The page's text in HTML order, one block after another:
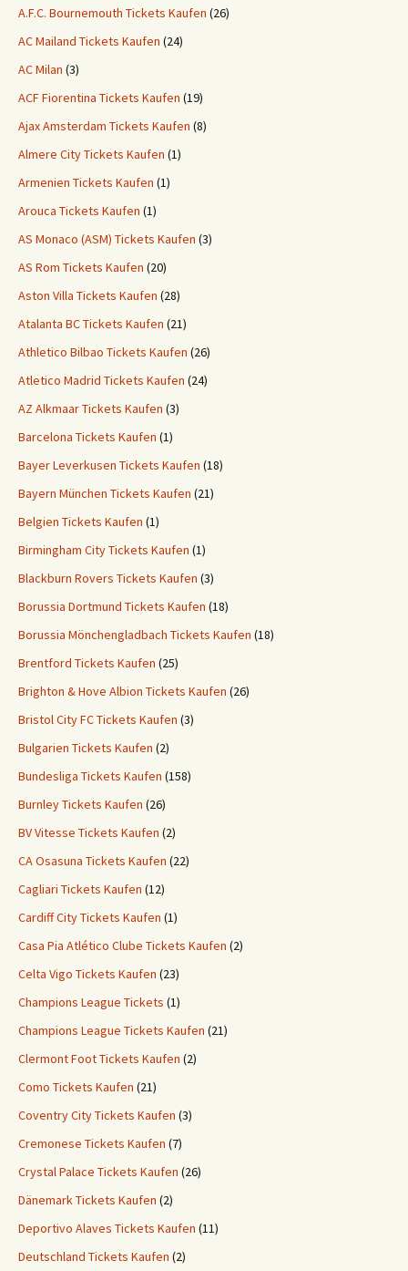
A.F.C. Bournemouth Tickets Kaufen (26)
AC Mailand Tickets Kaufen (24)
AC Milan (3)
ACF Fiorentina Tickets Kaufen (19)
Ajax Amsterdam Tickets Kaufen (8)
Almere City Tickets Kaufen (1)
Armenien Tickets Kaufen (1)
Arouca Tickets Kaufen (1)
AS Monaco (ASM) Tickets Kaufen (3)
AS Rom Tickets Kaufen (20)
Aston Villa Tickets Kaufen (28)
Atalanta BC Tickets Kaufen (21)
Athletico Bilbao Tickets Kaufen (26)
Atletico Madrid Tickets Kaufen (24)
AZ Alkmaar Tickets Kaufen (3)
Barcelona Tickets Kaufen (1)
Bayer Leverkusen Tickets Kaufen (18)
Bayern München Tickets Kaufen (21)
Belgien Tickets Kaufen (1)
Birmingham City Tickets Kaufen (1)
Blackburn Rovers Tickets Kaufen (3)
Borussia Dortmund Tickets Kaufen (18)
Borussia Mönchengladbach Tickets Kaufen (18)
Brentford Tickets Kaufen (25)
Brighton & Hove Albion Tickets Kaufen (26)
Bristol City FC Tickets Kaufen (3)
Bulgarien Tickets Kaufen (2)
Bundesliga Tickets Kaufen (158)
Burnley Tickets Kaufen (26)
BV Vitesse Tickets Kaufen (2)
CA Osasuna Tickets Kaufen (22)
Cagliari Tickets Kaufen (12)
Cardiff City Tickets Kaufen (1)
Casa Pia Atlético Clube Tickets Kaufen (2)
Celta Vigo Tickets Kaufen (23)
Champions League Tickets (1)
Champions League Tickets Kaufen (21)
Clermont Foot Tickets Kaufen (2)
Como Tickets Kaufen (21)
Coventry City Tickets Kaufen (3)
Cremonese Tickets Kaufen (7)
Crystal Palace Tickets Kaufen (26)
Dänemark Tickets Kaufen (2)
Deportivo Alaves Tickets Kaufen (11)
Deutschland Tickets Kaufen (2)